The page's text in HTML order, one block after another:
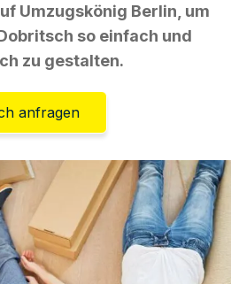
Umzugskönig Berlin, um
so einfach und
zu gestalten.
anfragen